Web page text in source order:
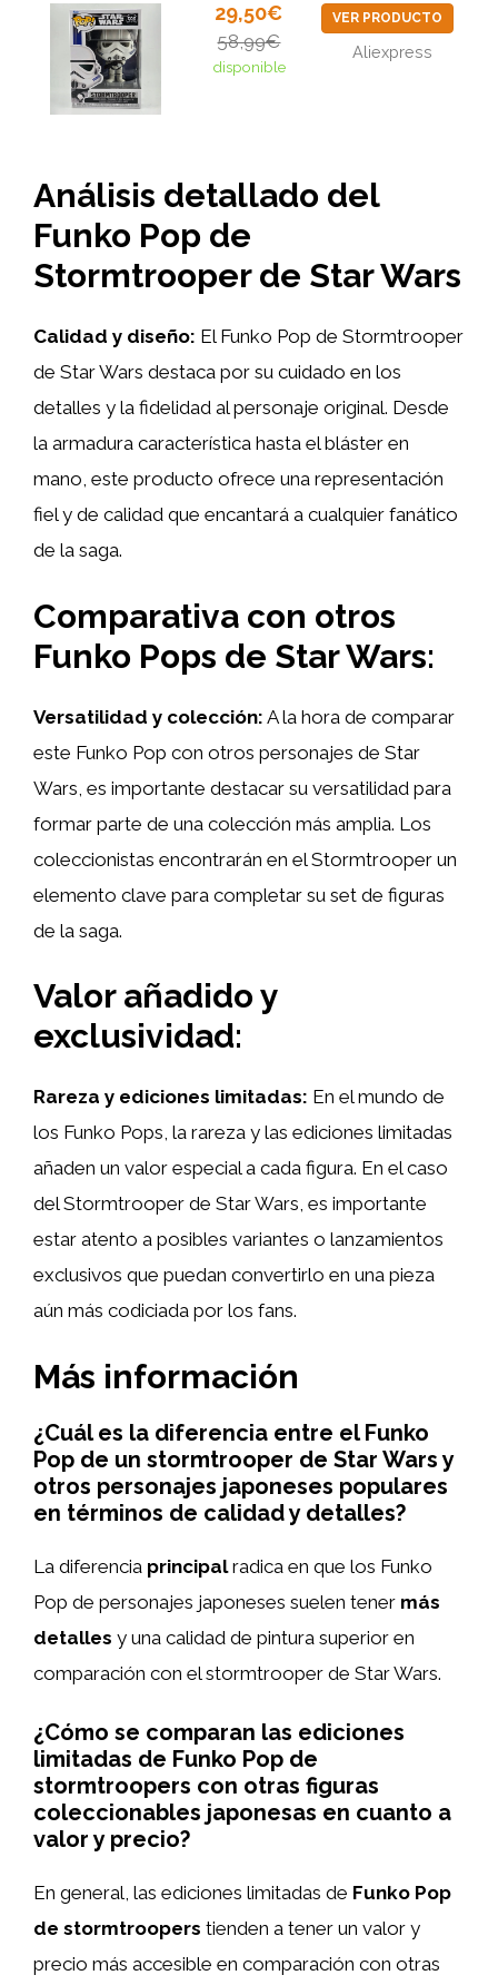
29,50€
58,99€
disponible
VER PRODUCTO
Aliexpress
Análisis detallado del
Funko Pop de
Stormtrooper de Star Wars
Calidad y diseño: El Funko Pop de Stormtrooper
de Star Wars destaca por su cuidado en los
detalles y la fidelidad al personaje original. Desde
la armadura característica hasta el bláster en
mano, este producto ofrece una representación
fiel y de calidad que encantará a cualquier fanático
de la saga.
Comparativa con otros
Funko Pops de Star Wars:
Versatilidad y colección: A la hora de comparar
este Funko Pop con otros personajes de Star
Wars, es importante destacar su versatilidad para
formar parte de una colección más amplia. Los
coleccionistas encontrarán en el Stormtrooper un
elemento clave para completar su set de figuras
de la saga.
Valor añadido y
exclusividad:
Rareza y ediciones limitadas: En el mundo de
los Funko Pops, la rareza y las ediciones limitadas
añaden un valor especial a cada figura. En el caso
del Stormtrooper de Star Wars, es importante
estar atento a posibles variantes o lanzamientos
exclusivos que puedan convertirlo en una pieza
aún más codiciada por los fans.
Más información
¿Cuál es la diferencia entre el Funko
Pop de un stormtrooper de Star Wars y
otros personajes japoneses populares
en términos de calidad y detalles?
La diferencia principalradica en que los Funko
Pop de personajes japoneses suelen tener más
detalles y una calidad de pintura superior en
comparación con el stormtrooper de Star Wars.
¿Cómo se comparan las ediciones
limitadas de Funko Pop de
stormtroopers con otras figuras
coleccionables japonesas en cuanto a
valor y precio?
En general, las ediciones limitadas de Funko Pop
de stormtroopers tienden a tener un valor y
precio más accesible en comparación con otras